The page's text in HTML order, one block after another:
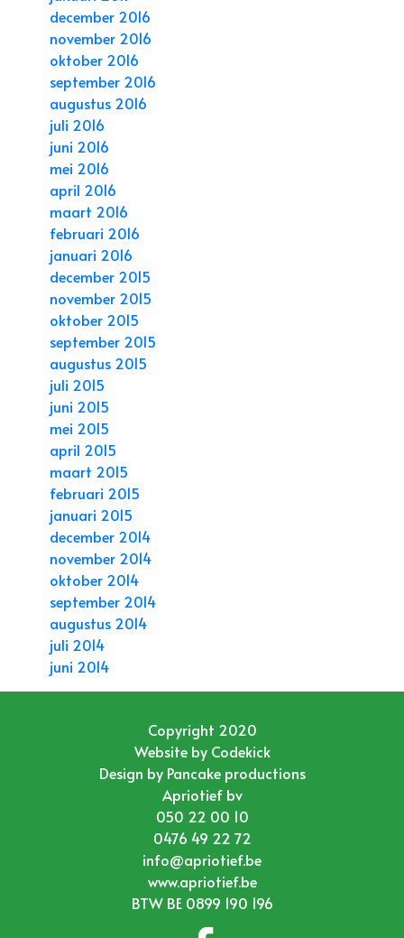
december 2016
november 2016
oktober 2016
september 2016
augustus 2016
juli 2016
juni 2016
mei 2016
april 2016
maart 2016
februari 2016
januari 2016
december 2015
november 2015
oktober 2015
september 2015
augustus 2015
juli 2015
juni 2015
mei 2015
april 2015
maart 2015
februari 2015
januari 2015
december 2014
november 2014
oktober 2014
september 2014
augustus 2014
juli 2014
juni 2014
Copyright 2020
Website by Codekick
Design by Pancake productions
Apriotief bv
050 22 00 10
0476 49 22 72
info@apriotief.be
www.apriotief.be
BTW BE 0899 190 196